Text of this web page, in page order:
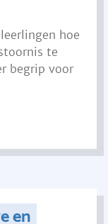
hoe
te
begrip voor
en